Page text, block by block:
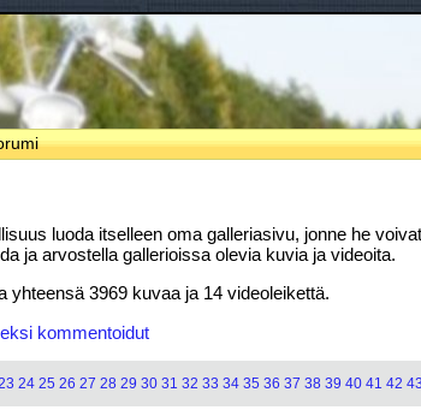
luoda itselleen oma galleriasivu, jonne he
ja arvostella gallerioissa olevia kuvia ja videoita.
yhteensä 3969 kuvaa ja 14 videoleikettä.
kommentoidut
24 25 26 27 28 29 30 31 32 33 34 35 36 37 38 39 40 41 42 43